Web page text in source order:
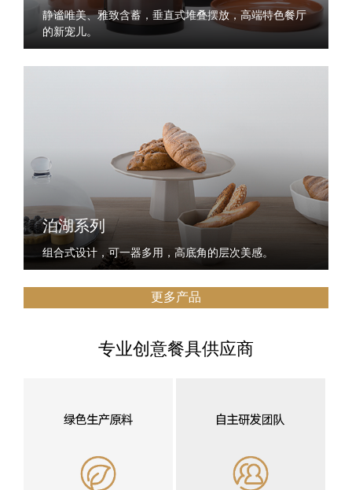
静谧唯美、雅致含蓄，垂直式堆叠摆放，高端特色餐厅
的新宠儿。
泊湖系列
组合式设计，可一器多用，高底角的层次美感。
更多产品
专业创意餐具供应商